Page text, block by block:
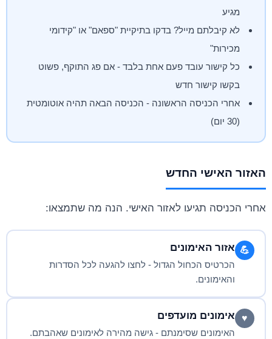
מגיע
לא קיבלתם מייל? בדקו בתיקיית "ספאם" או "קידומי
מכירות"
כל קישור עובד פעם אחת בלבד - אם פג התוקף, פשוט
בקשו קישור חדש
אחרי הכניסה הראשונה - הכניסה הבאה תהיה אוטומטית
(30 יום)
האזור האישי החדש
אחרי הכניסה תגיעו לאזור האישי. הנה מה שתמצאו:
💪 אזור האימונים
הכרטיס הכחול הגדול - לחצו להגעה לכל הסדרות
והאימונים.
♥ אימונים מועדפים
האימונים שסימנתם - גישה מהירה לאימונים שאהבתם.